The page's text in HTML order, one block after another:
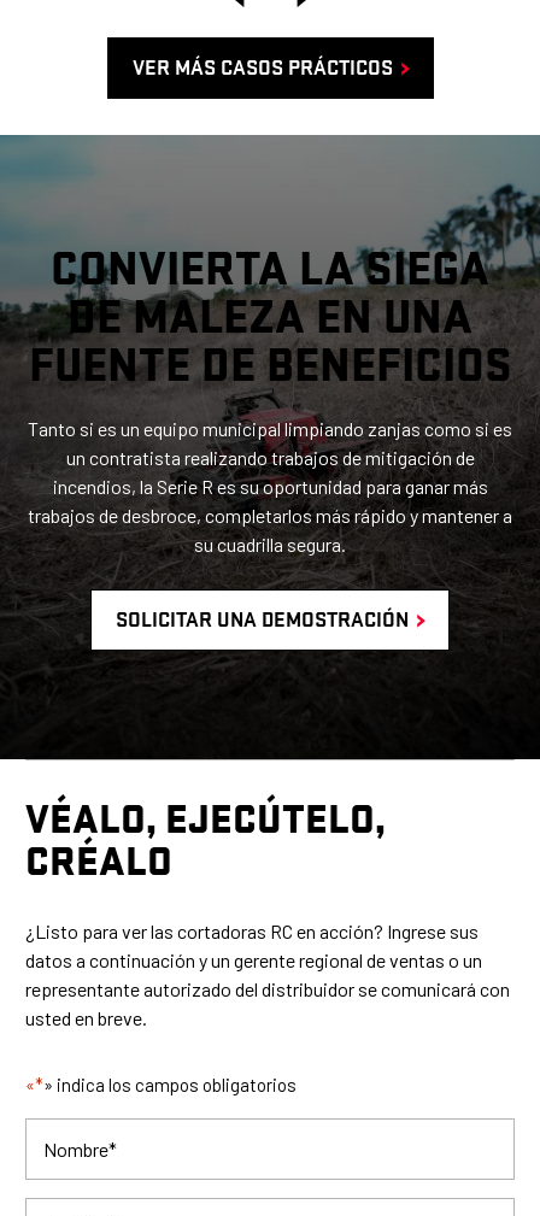
VER MÁS CASOS PRÁCTICOS
CONVIERTA LA SIEGA
DE MALEZA EN UNA
FUENTE DE BENEFICIOS
Tanto si es un equipo municipal limpiando zanjas como si es
un contratista realizando trabajos de mitigación de
incendios, la Serie R es su oportunidad para ganar más
trabajos de desbroce, completarlos más rápido y mantener a
su cuadrilla segura.
SOLICITAR UNA DEMOSTRACIÓN
VÉALO, EJECÚTELO,
CRÉALO
¿Listo para ver las cortadoras RC en acción? Ingrese sus
datos a continuación y un gerente regional de ventas o un
representante autorizado del distribuidor se comunicará con
usted en breve.
«*» indica los campos obligatorios
Nombre*